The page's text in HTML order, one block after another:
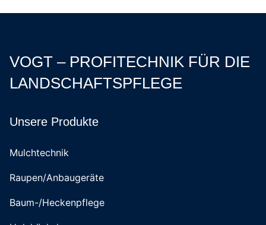
VOGT – PROFITECHNIK FÜR DIE
LANDSCHAFTSPFLEGE
Unsere Produkte
Mulchtechnik
Raupen/Anbaugeräte
Baum-/Heckenpflege